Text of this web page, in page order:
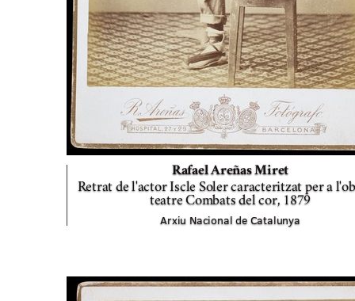
Rafael Areñas Miret
Retrat de l'actor Iscle Soler caracteritzat per a
teatre Combats del cor, 1879
Arxiu Nacional de Catalunya